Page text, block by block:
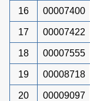
16 00007400
17 00007422
18 00007555
19 00008718
20 00009097